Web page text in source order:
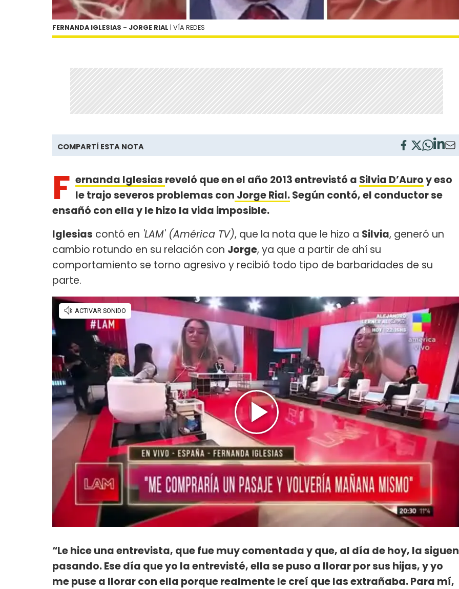
FERNANDA IGLESIAS - JORGE RIAL | VÍA REDES
COMPARTÍ ESTA NOTA
F ernanda Iglesias reveló que en el año 2013 entrevistó a Silvia D’Auroy eso
le trajo severos problemas con Jorge Rial.Según contó, el conductor se
ensañó con ella y le hizo la vida imposible.
Iglesias contó en 'LAM' (América TV), que la nota que le hizo a Silvia, generó un
cambio rotundo en su relación con Jorge, ya que a partir de ahí su
comportamiento se torno agresivo y recibió todo tipo de barbaridades de su
parte.
“Le hice una entrevista, que fue muy comentada y que, al día de hoy, la siguen
pasando. Ese día que yo la entrevisté, ella se puso a llorar por sus hijas, y yo
me puse a llorar con ella porque realmente le creí que las extrañaba. Para mí,